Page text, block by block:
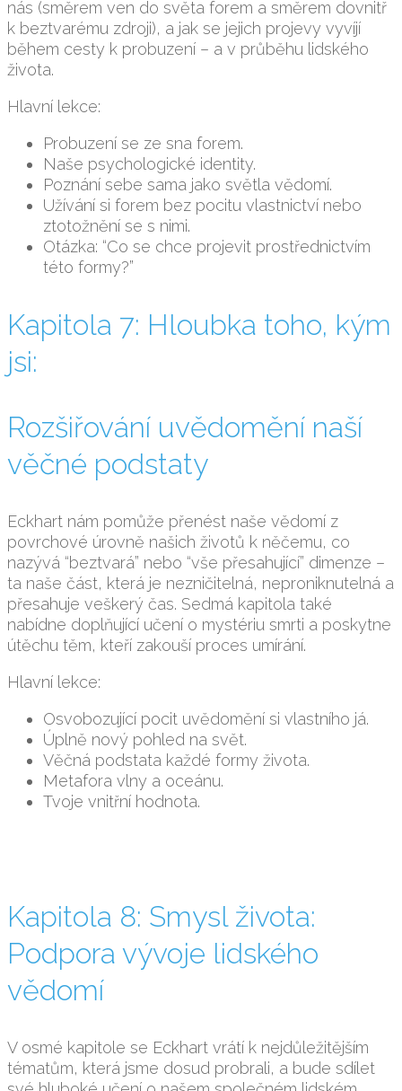
nás (směrem ven do světa forem a směrem dovnitř
k beztvarému zdroji), a jak se jejich projevy vyvíjí
během cesty k probuzení – a v průběhu lidského
života.
Hlavní lekce:
Probuzení se ze sna forem.
Naše psychologické identity.
Poznání sebe sama jako světla vědomí.
Užívání si forem bez pocitu vlastnictví nebo
ztotožnění se s nimi.
Otázka: “Co se chce projevit prostřednictvím
této formy?”
Kapitola 7: Hloubka toho, kým
jsi:
Rozšiřování uvědomění naší
věčné podstaty
Eckhart nám pomůže přenést naše vědomí z
povrchové úrovně našich životů k něčemu, co
nazývá “beztvará” nebo “vše přesahující” dimenze –
ta naše část, která je nezničitelná, neproniknutelná a
přesahuje veškerý čas. Sedmá kapitola také
nabídne doplňující učení o mystériu smrti a poskytne
útěchu těm, kteří zakouší proces umírání.
Hlavní lekce:
Osvobozující pocit uvědomění si vlastního já.
Úplně nový pohled na svět.
Věčná podstata každé formy života.
Metafora vlny a oceánu.
Tvoje vnitřní hodnota.
Kapitola 8: Smysl života:
Podpora vývoje lidského
vědomí
V osmé kapitole se Eckhart vrátí k nejdůležitějším
tématům, která jsme dosud probrali, a bude sdílet